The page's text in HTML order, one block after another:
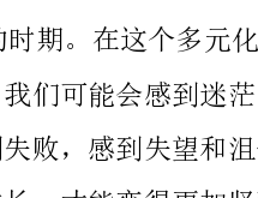
青年节，就是要告诉我们，我们是有能力追求自己的梦想的。在
首先，我们要相信自己。相信自己的能力和潜力。我们每个人都